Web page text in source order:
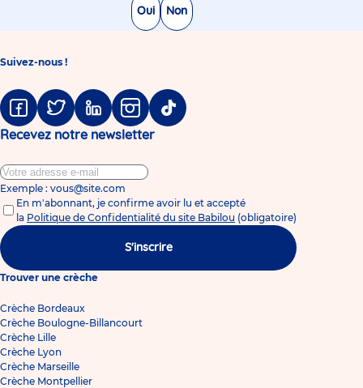
Non
Oui
Suivez-nous !
Facebook
TwitterLinkedinInstagram
Tiktok
Recevez notre newsletter
Exemple : vous@site.com
En m'abonnant, je confirme avoir lu et accepté
la Politique de Confidentialité du site Babilou (obligatoire)
S'inscrire
Trouver une crèche
Crèche Bordeaux
Crèche Boulogne-Billancourt
Crèche Lille
Crèche Lyon
Crèche Marseille
Crèche Montpellier